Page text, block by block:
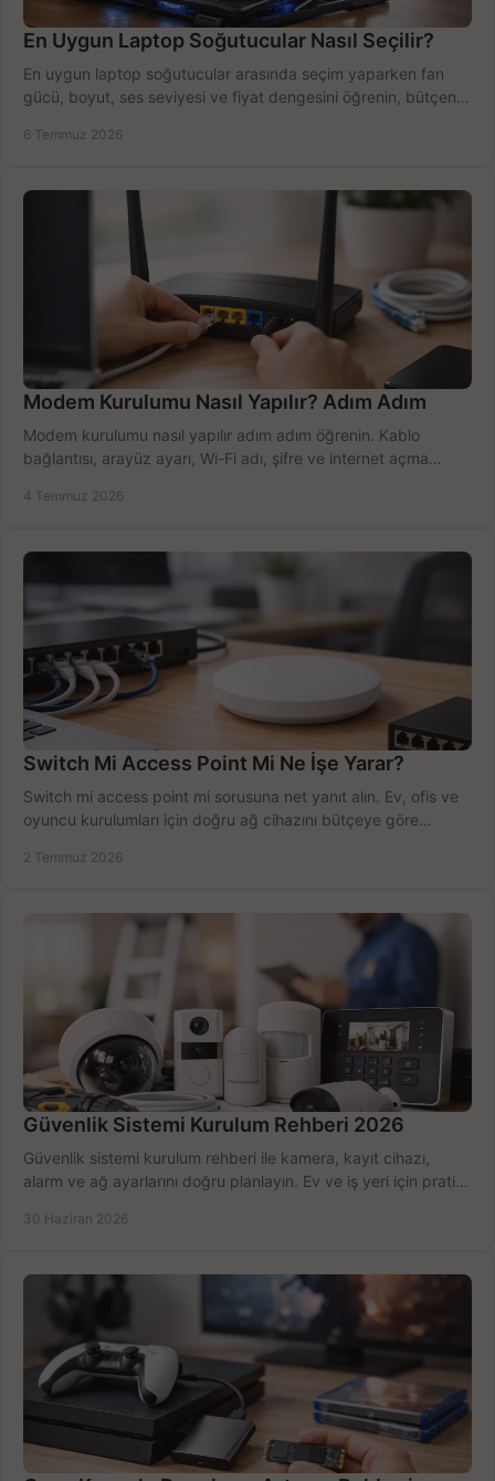
En Uygun Laptop Soğutucular Nasıl Seçilir?
En uygun laptop soğutucular arasında seçim yaparken fan
gücü, boyut, ses seviyesi ve fiyat dengesini öğrenin, bütçenizi
6 Temmuz 2026
Modem Kurulumu Nasıl Yapılır? Adım Adım
Modem kurulumu nasıl yapılır adım adım öğrenin. Kablo
bağlantısı, arayüz ayarı, Wi-Fi adı, şifre ve internet açma
4 Temmuz 2026
Switch Mi Access Point Mi Ne İşe Yarar?
Switch mi access point mi sorusuna net yanıt alın. Ev, ofis ve
oyuncu kurulumları için doğru ağ cihazını bütçeye göre
2 Temmuz 2026
Güvenlik Sistemi Kurulum Rehberi 2026
Güvenlik sistemi kurulum rehberi ile kamera, kayıt cihazı,
alarm ve ağ ayarlarını doğru planlayın. Ev ve iş yeri için pratik
30 Haziran 2026